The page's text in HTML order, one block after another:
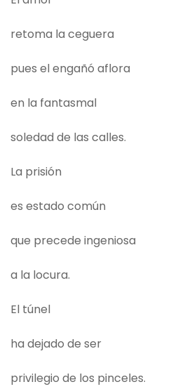
retoma la ceguera
pues el engañó aflora
en la fantasmal
soledad de las calles.
La prisión
es estado común
que precede ingeniosa
a la locura.
El túnel
ha dejado de ser
privilegio de los pinceles.